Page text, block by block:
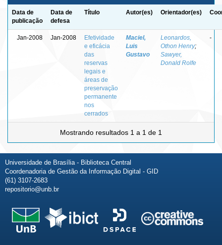
Data de
publicação
Data de
defesa
Título Autor(es) Orientador(es)
Jan-2008 Jan-2008
Efetividade
e eficácia
das
reservas
legais e
áreas de
preservação
permanente
nos
cerrados
Maciel,
Luis
Gustavo
Leonardos,
Othon Henry;
Sawyer,
Donald Rolfe
-
Mostrando resultados 1 a 1 de 1
Universidade de Brasília - Biblioteca Central
Coordenadoria de Gestão da Informação Digital - GID
(61) 3107-2683
repositorio@unb.br